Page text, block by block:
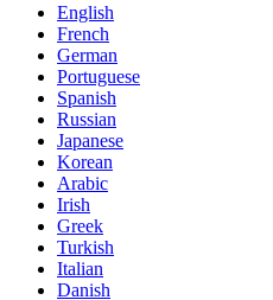
English
French
German
Portuguese
Spanish
Russian
Japanese
Korean
Arabic
Irish
Greek
Turkish
Italian
Danish